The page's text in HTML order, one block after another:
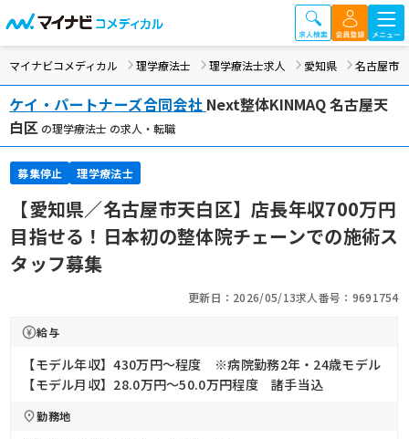
マイナビコメディカル 理学療法士 理学療法士求人 愛知県 名古屋市
ケイ・パートナーズ合同会社 Next整体KINMAQ 名古屋天
白区 の理学療法士 の求人・転職
募集停止 理学療法士
【愛知県／名古屋市天白区】店長年収700万円
目指せる！日本初の整体院チェーンでの施術ス
タッフ募集
更新日：2026/05/13求人番号：9691754
給与
【モデル年収】430万円〜程度 ※病院勤務2年・24歳モデル
【モデル月収】28.0万円〜50.0万円程度 諸手当込
勤務地